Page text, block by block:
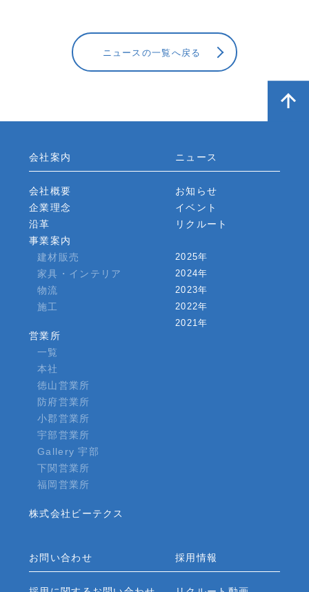
ニュースの一覧へ戻る
会社案内
会社概要
企業理念
沿革
事業案内
建材販売
家具・インテリア
物流
施工
営業所
一覧
本社
徳山営業所
防府営業所
小郡営業所
宇部営業所
Gallery 宇部
下関営業所
福岡営業所
株式会社ビーテクス
ニュース
お知らせ
イベント
リクルート
2025年
2024年
2023年
2022年
2021年
お問い合わせ 採用情報